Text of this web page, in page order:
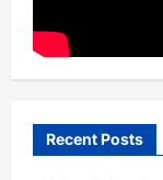
Recent Posts